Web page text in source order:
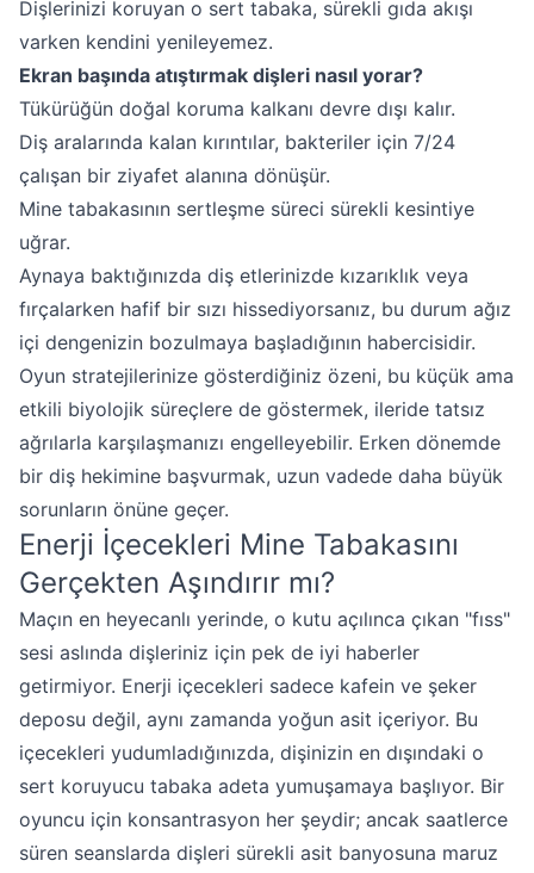
Dişlerinizi koruyan o sert tabaka, sürekli gıda akışı
varken kendini yenileyemez.
Ekran başında atıştırmak dişleri nasıl yorar?
Tükürüğün doğal koruma kalkanı devre dışı kalır.
Diş aralarında kalan kırıntılar, bakteriler için 7/24
çalışan bir ziyafet alanına dönüşür.
Mine tabakasının sertleşme süreci sürekli kesintiye
uğrar.
Aynaya baktığınızda diş etlerinizde kızarıklık veya
fırçalarken hafif bir sızı hissediyorsanız, bu durum ağız
içi dengenizin bozulmaya başladığının habercisidir.
Oyun stratejilerinize gösterdiğiniz özeni, bu küçük ama
etkili biyolojik süreçlere de göstermek, ileride tatsız
ağrılarla karşılaşmanızı engelleyebilir. Erken dönemde
bir diş hekimine başvurmak, uzun vadede daha büyük
sorunların önüne geçer.
Enerji İçecekleri Mine Tabakasını
Gerçekten Aşındırır mı?
Maçın en heyecanlı yerinde, o kutu açılınca çıkan "fıss"
sesi aslında dişleriniz için pek de iyi haberler
getirmiyor. Enerji içecekleri sadece kafein ve şeker
deposu değil, aynı zamanda yoğun asit içeriyor. Bu
içecekleri yudumladığınızda, dişinizin en dışındaki o
sert koruyucu tabaka adeta yumuşamaya başlıyor. Bir
oyuncu için konsantrasyon her şeydir; ancak saatlerce
süren seanslarda dişleri sürekli asit banyosuna maruz